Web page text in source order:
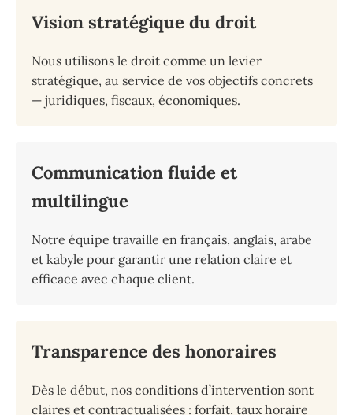
Vision stratégique du droit
Nous utilisons le droit comme un levier
stratégique, au service de vos objectifs concrets
— juridiques, fiscaux, économiques.
Communication fluide et
multilingue
Notre équipe travaille en français, anglais, arabe
et kabyle pour garantir une relation claire et
efficace avec chaque client.
Transparence des honoraires
Dès le début, nos conditions d’intervention sont
claires et contractualisées : forfait, taux horaire